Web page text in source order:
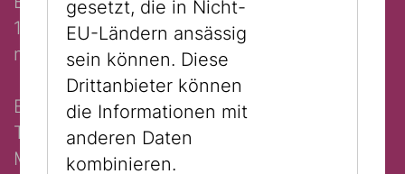
15,00 Euro
mit ferienspiel-Pass: 6,00 Euro
Eine Anmeldung ist unbedingt erforderlich!
Tel.: +43 1 535 04 31-1538 oder E-
Mail:
tours@jmw.at
gesetzt, die in Nicht-
EU-Ländern ansässig
sein können. Diese
Drittanbieter können
die Informationen mit
anderen Daten
kombinieren.